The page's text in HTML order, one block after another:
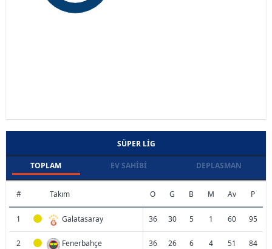
SÜPER LIG
TOPLAM EV SAHIBI DEPLASMAN
# Takım O G B M Av P
1 Galatasaray 36 30 5 1 60 95
2 Fenerbahçe 36 26 6 4 51 84